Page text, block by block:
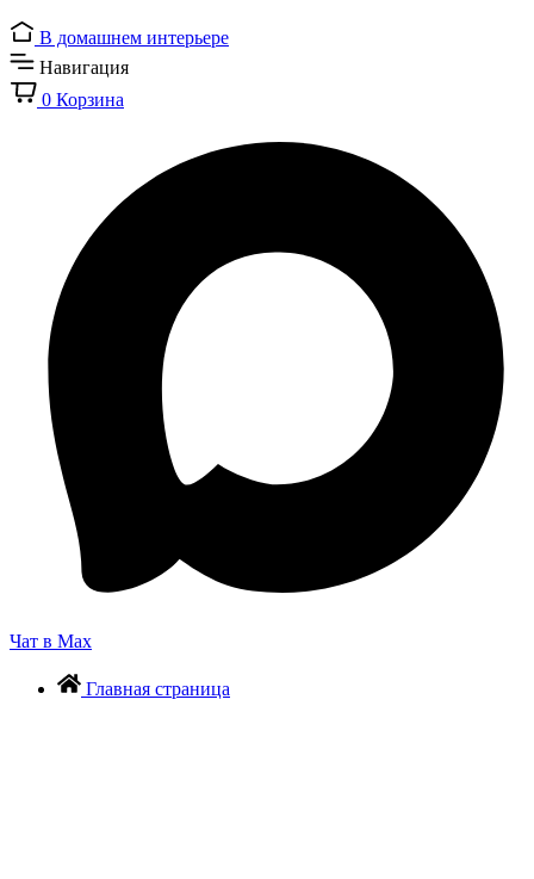
В домашнем интерьере
Навигация
0 Корзина
Чат в Max
Главная страница